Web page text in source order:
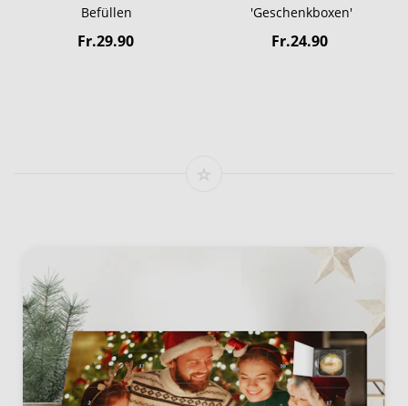
Befüllen
Fr.29.90
'Geschenkboxen'
Fr.24.90